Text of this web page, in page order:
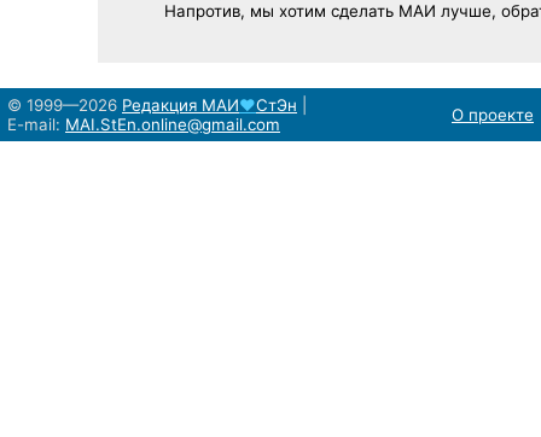
Напротив, мы хотим сделать МАИ лучше,
© 1999—2026 Редакция МАИ♥СтЭн
E-mail: MAI.StEn.online@gmail.com О проекте